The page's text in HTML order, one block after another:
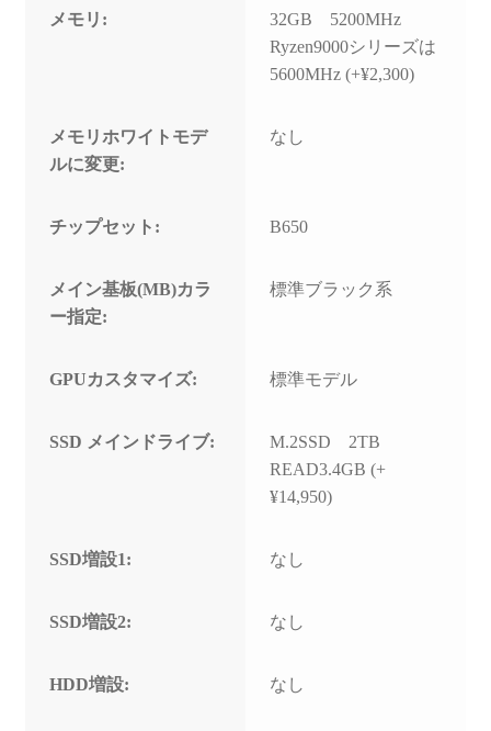
メモリ:
32GB 5200MHz
Ryzen9000シリーズは
5600MHz (+¥2,300)
メモリホワイトモデ
ルに変更:
なし
チップセット: B650
メイン基板(MB)カラ
ー指定:
標準ブラック系
GPUカスタマイズ: 標準モデル
SSD メインドライブ:
M.2SSD 2TB
READ3.4GB (+
¥14,950)
SSD増設1: なし
SSD増設2: なし
HDD増設: なし